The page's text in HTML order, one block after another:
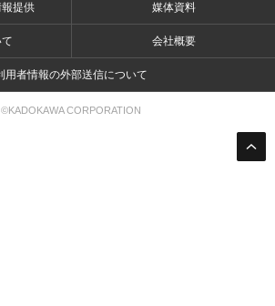
提供 媒体資料
会社概要
用者情報の外部送信について
©KADOKAWA CORPORATION